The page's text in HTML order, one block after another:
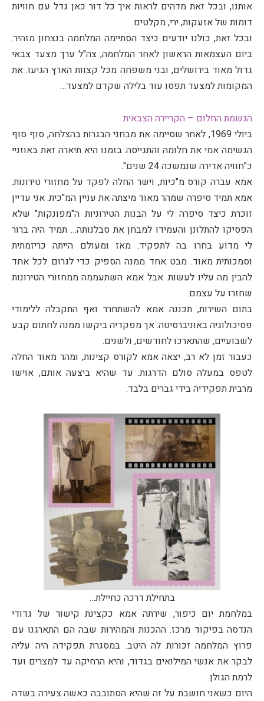
אותנו, ובכל זאת מדהים לראות איך כל דור כאן גדל עם חוויות
דומות של אזעקות, ירי, מקלטים.
ובכל זאת, כולנו יודעים כיצד הסתיימה המלחמה בנצחון מזהיר.
ביום העצמאות הראשון לאחר המלחמה, צה"ל ערך מצעד צבאי
גדול מאוד בירושלים, ובני משפחה מכל קצוות הארץ הגיעו. את
המקומות למצעד תפסו עוד בלילה שקדם למצעד…
הגשמת החלום – הקריירה הצבאית
ביולי 1969, לאחר שסיימה את מבחני הבגרות בהצלחה, סוף סוף
הגשימה אמי את חלומה והתגייסה. בזמנו היא תיארה זאת באוזניי
כ"חוויה אדירה שנמשכה 24 שנים".
אמא עברה קורס מ"כיות, וישר החלה לפקד על מחזורי טירונות.
אמא תמיד סיפרה שמהר מאוד מיצתה את עניין המ"כית. אני עדיין
זוכרת כיצד סיפרה לי על הבנות הטירוניות ה"מפונקות" שלא
הפסיקו להתלונן והעמידו למבחן את סבלנותה… תמיד היה ברור
לי מדוע בחרו בה לתפקיד. מאז ומעולם הייתה כריזמתית
וסמכותית מאוד. מבט אחד ממנה הספיק כדי לגרום לכל אחד
להבין מה עליו לעשות. אבל אמא השתעממה ממחזורי הטירונות
שחזרו על עצמם.
בתום השירות, תכננה אמא להשתחרר ואף התקבלה ללימודי
פסיכולוגיה באוניברסיטה. אך מפקדיה ביקשו ממנה לחתום קבע
לשבועיים, שהתארכו לחודשים, ולשנים.
כעבור זמן לא רב, יצאה אמא לקורס קצינות, ומהר מאוד החלה
לטפס במעלה סולם הדרגות. עד שהיא ביצעה אותם, אוישו
מרבית תפקידיה בידי גברים בלבד.
בתחילת דרכה כחיילת…
במלחמת יום כיפור, שירתה אמא כקצינת קישור של גדודי
הנדסה בפיקוד מרכז. ההכנות והמהירות שבה הם התארגנו עם
פרוץ המלחמה זכורות לה היטב. במסגרת תפקידה היה עליה
לבקר את אנשי המילואים בגדוד, והיא הרחיקה עד למצרים ועד
לרמת הגולן.
היום כשאני חושבת על זה שהיא הסתובבה כאשה צעירה בשדה